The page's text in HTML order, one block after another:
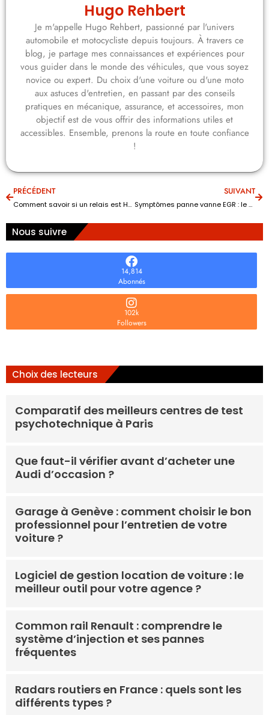
Hugo Rehbert
Je m'appelle Hugo Rehbert, passionné par l'univers
automobile et motocycliste depuis toujours. À travers ce
blog, je partage mes connaissances et expériences pour
vous guider dans le monde des véhicules, que vous soyez
novice ou expert. Du choix d'une voiture ou d'une moto
aux astuces d'entretien, en passant par des conseils
pratiques en mécanique, assurance, et accessoires, mon
objectif est de vous offrir des informations utiles et
accessibles. Ensemble, prenons la route en toute confiance
!
PRÉCÉDENT
Comment savoir si un relais est HS : le test sans multimètre ?
SUIVANT
Symptômes panne vanne EGR : le diagnostic rapide, que faire ?
Nous suivre
14,814
Abonnés
102k
Followers
Choix des lecteurs
Comparatif des meilleurs centres de test
psychotechnique à Paris
Que faut-il vérifier avant d’acheter une
Audi d’occasion ?
Garage à Genève : comment choisir le bon
professionnel pour l’entretien de votre
voiture ?
Logiciel de gestion location de voiture : le
meilleur outil pour votre agence ?
Common rail Renault : comprendre le
système d’injection et ses pannes
fréquentes
Radars routiers en France : quels sont les
différents types ?